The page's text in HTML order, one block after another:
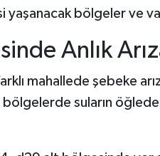
yaşanacak bölgeler ve
Anlık
mahallede şebeke
bölgelerde suların